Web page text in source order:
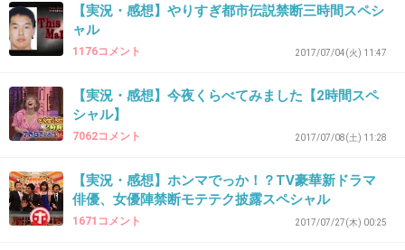
+106 -1
今の照れ笑いするマリコさん可愛すぎ！
42. 匿名2018/10/14(日) 21:28:38
【実況・感想】やりすぎ都市伝説禁断三時間スペシ
ャル
1176コメント 2017/07/04(火) 11:47
【実況・感想】今夜くらべてみました【2時間スペ
シャル】
7062コメント 2017/07/08(土) 11:28
【実況・感想】ホンマでっか！？TV豪華新ドラマ
俳優、女優陣禁断モテテク披露スペシャル
1671コメント 2017/07/27(木) 00:25